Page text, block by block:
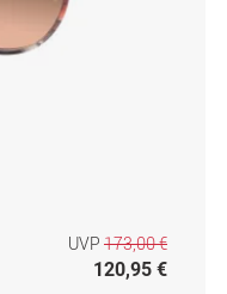
UVP 173,00 €
120,95 €